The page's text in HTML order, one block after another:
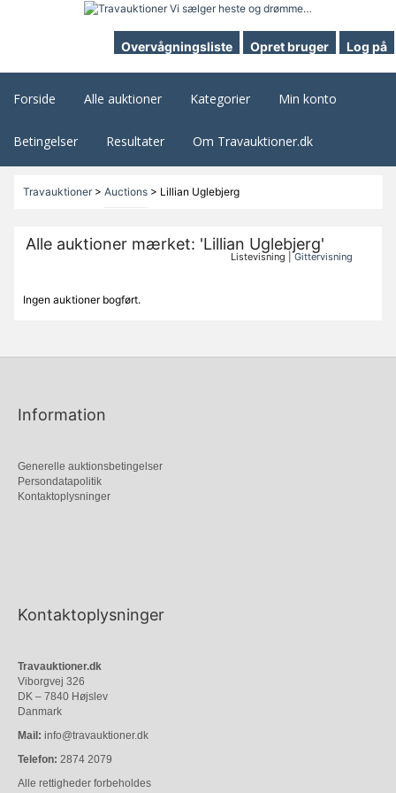
Overvågningsliste Opret bruger Log på
Forside Alle auktioner Kategorier Min konto
Betingelser Resultater Om Travauktioner.dk
Travauktioner> Auctions> Lillian Uglebjerg
Alle auktioner mærket: 'Lillian Uglebjerg'
Listevisning |Gittervisning
Ingen auktioner bogført.
Information
Generelle auktionsbetingelser
Persondatapolitik
Kontaktoplysninger
Kontaktoplysninger
Travauktioner.dk
Viborgvej 326
DK – 7840 Højslev
Danmark
Mail: info@travauktioner.dk
Telefon: 2874 2079
Alle rettigheder forbeholdes